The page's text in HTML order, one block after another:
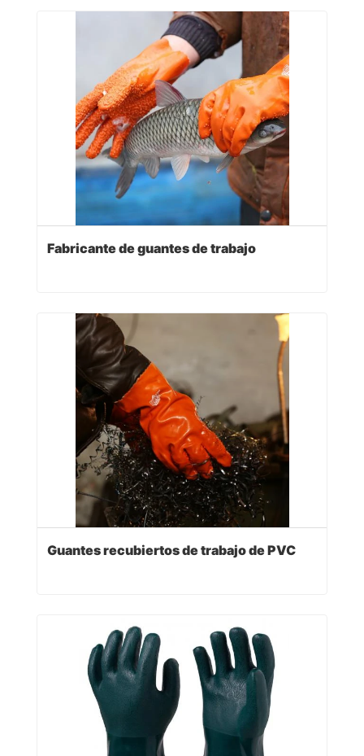
Fabricante de guantes de trabajo
Guantes recubiertos de trabajo de PVC